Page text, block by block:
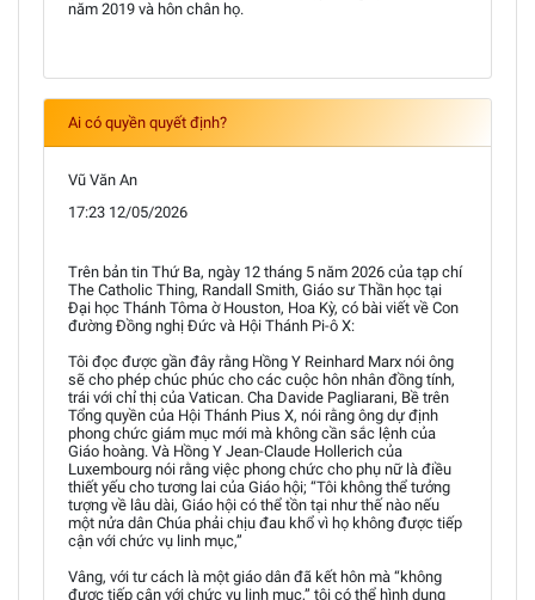
năm 2019 và hôn chân họ.
Ai có quyền quyết định?
Vũ Văn An
17:23 12/05/2026
Trên bản tin Thứ Ba, ngày 12 tháng 5 năm 2026 của tạp chí
The Catholic Thing, Randall Smith, Giáo sư Thần học tại
Đại học Thánh Tôma ờ Houston, Hoa Kỳ, có bài viết về Con
đường Đồng nghị Đức và Hội Thánh Pi-ô X:
Tôi đọc được gần đây rằng Hồng Y Reinhard Marx nói ông
sẽ cho phép chúc phúc cho các cuộc hôn nhân đồng tính,
trái với chỉ thị của Vatican. Cha Davide Pagliarani, Bề trên
Tổng quyền của Hội Thánh Pius X, nói rằng ông dự định
phong chức giám mục mới mà không cần sắc lệnh của
Giáo hoàng. Và Hồng Y Jean-Claude Hollerich của
Luxembourg nói rằng việc phong chức cho phụ nữ là điều
thiết yếu cho tương lai của Giáo hội; “Tôi không thể tưởng
tượng về lâu dài, Giáo hội có thể tồn tại như thế nào nếu
một nửa dân Chúa phải chịu đau khổ vì họ không được tiếp
cận với chức vụ linh mục,”
Vâng, với tư cách là một giáo dân đã kết hôn mà “không
được tiếp cận với chức vụ linh mục,” tôi có thể hình dung